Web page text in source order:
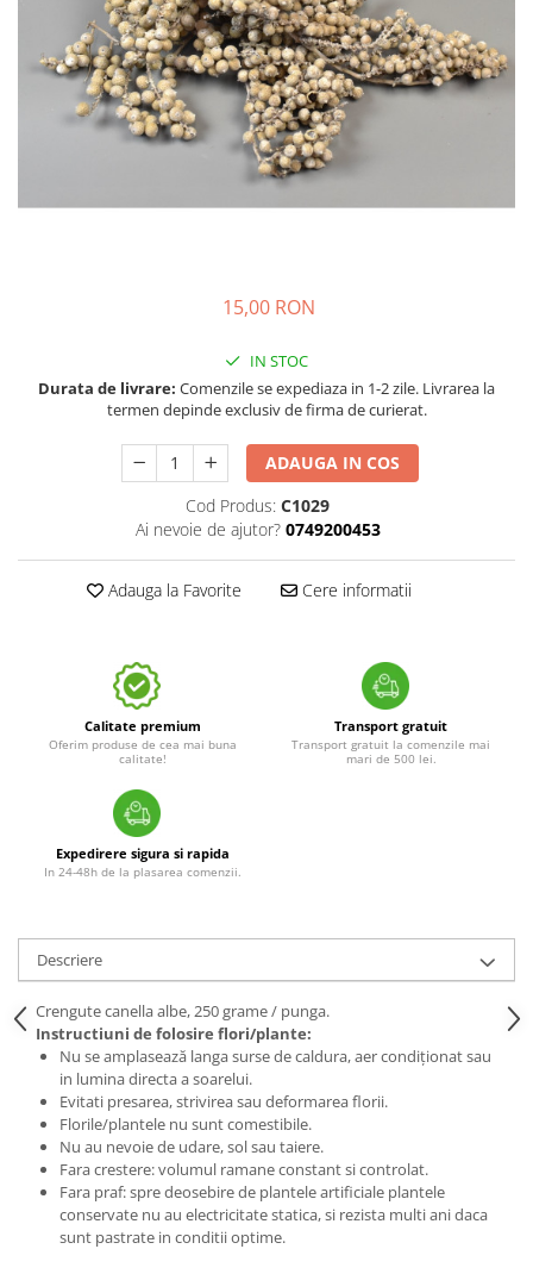
15,00 RON
IN STOC
Durata de livrare: Comenzile se expediaza in 1-2 zile. Livrarea la
termen depinde exclusiv de firma de curierat.
ADAUGA IN COS
Cod Produs: C1029
Ai nevoie de ajutor? 0749200453
Adauga la Favorite Cere informatii
Calitate premium
Oferim produse de cea mai buna
calitate!
Transport gratuit
Transport gratuit la comenzile mai
mari de 500 lei.
Expedirere sigura si rapida
In 24-48h de la plasarea comenzii.
Descriere
Crengute canella albe, 250 grame / punga.
Instructiuni de folosire flori/plante:
Nu se amplasează langa surse de caldura, aer condiționat sau
in lumina directa a soarelui.
Evitati presarea, strivirea sau deformarea florii.
Florile/plantele nu sunt comestibile.
Nu au nevoie de udare, sol sau taiere.
Fara crestere: volumul ramane constant si controlat.
Fara praf: spre deosebire de plantele artificiale plantele
conservate nu au electricitate statica, si rezista multi ani daca
sunt pastrate in conditii optime.